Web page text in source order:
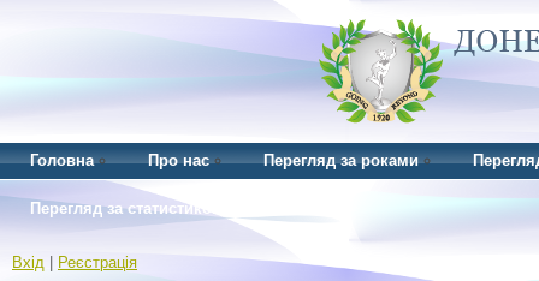
Головна Про нас Перегляд за роками
Перегляд за статистикою
Вхід Реєстрація